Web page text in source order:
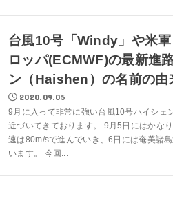
台風10号「Windy」や米
ロッパ(ECMWF)の最新進
ン（Haishen）の名前の由
2020.09.05
9月に入って非常に強い台風10号ハイシェ
近づいてきております。 9月5日にはかな
速は80m/sで進んでいき、6日には奄美諸
います。 今回...